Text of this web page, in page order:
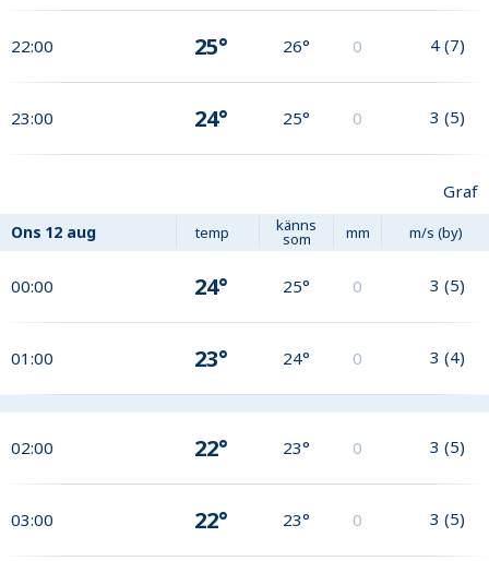
22:00 25° 26° 0 4 (7)
23:00 24° 25° 0 3 (5)
Graf
Ons 12 aug temp känns
som mm m/s (by)
00:00 24° 25° 0 3 (5)
01:00 23° 24° 0 3 (4)
02:00 22° 23° 0 3 (5)
03:00 22° 23° 0 3 (5)